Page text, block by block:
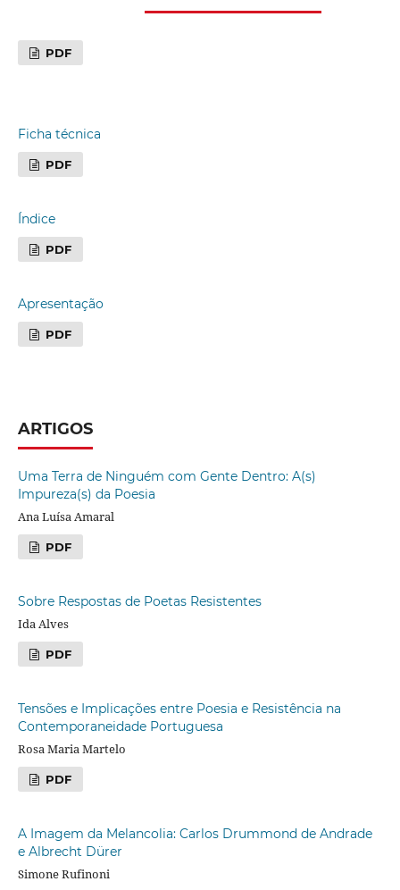
PDF
Ficha técnica
PDF
Índice
PDF
Apresentação
PDF
ARTIGOS
Uma Terra de Ninguém com Gente Dentro: A(s)
Impureza(s) da Poesia
Ana Luísa Amaral
PDF
Sobre Respostas de Poetas Resistentes
Ida Alves
PDF
Tensões e Implicações entre Poesia e Resistência na
Contemporaneidade Portuguesa
Rosa Maria Martelo
PDF
A Imagem da Melancolia: Carlos Drummond de Andrade
e Albrecht Dürer
Simone Rufinoni